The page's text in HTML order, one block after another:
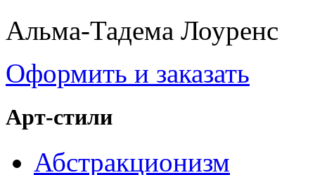
Альма-Тадема Лоуренс
Оформить и заказать
Арт-стили
Абстракционизм